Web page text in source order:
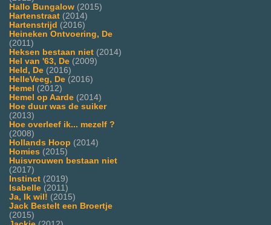
Hallo Bungalow (2015)
Hartenstraat (2014)
Hartenstrijd (2016)
Heineken Ontvoering, De
(2011)
Heksen bestaan niet (2014)
Hel van '63, De (2009)
Held, De (2016)
HelleVeeg, De (2016)
Hemel (2012)
Hemel op Aarde (2014)
Hoe duur was de suiker
(2013)
Hoe overleef ik... mezelf ?
(2008)
Hollands Hoop (2014)
Homies (2015)
Huisvrouwen bestaan niet
(2017)
Instinct (2019)
Isabelle (2011)
Ja, Ik wil! (2015)
Jack Bestelt een Broertje
(2015)